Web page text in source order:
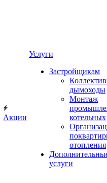
Акции
Услуги
Застройщикам
дымоходы
Монтаж
котельных
отопления
услуги